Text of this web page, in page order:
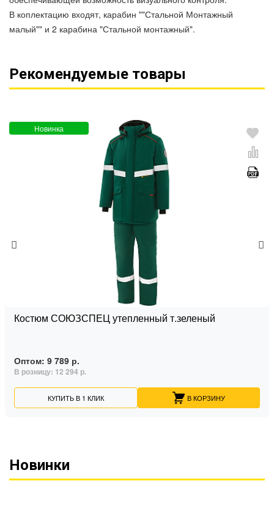
В коплектацию входят, карабин ""Стальной Монтажный
малый"" и 2 карабина "Стальной монтажный".
Рекомендуемые товары
Новинка
Костюм СОЮЗСПЕЦ утепленный т.зеленый
Оптом: 9 789 р.
В розницу: 12 294 р.
КУПИТЬ В 1 КЛИК В КОРЗИНУ
Новинки